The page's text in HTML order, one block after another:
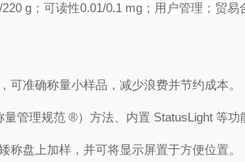
g；可读性0.01/0.1 mg；用户管理；贸
可准确称量小样品，减少浪费并节约成本。
管理规范 ®）方法、内置 StatusLight 等
称盘上加样，并可将显示屏置于方便位置。